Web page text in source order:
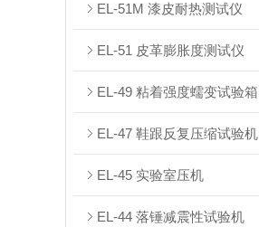
EL-51M 漆皮耐热测试仪
EL-51 皮革膨胀度测试仪
EL-49 粘着强度蠕变试验箱
EL-47 鞋跟反复压缩试验机
EL-45 实验室压机
EL-44 落锤减震性试验机